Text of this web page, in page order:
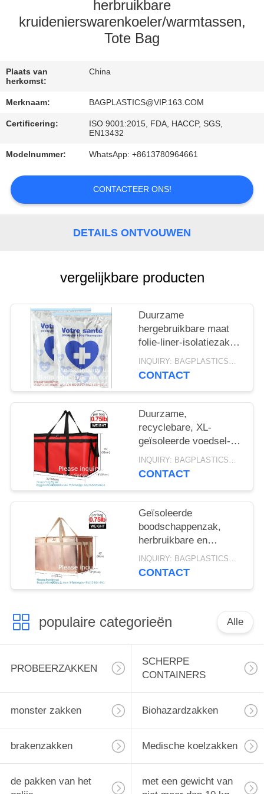
OM
SITEMAP
PRIVACYBELEID
herbruikbare
kruidenierswarenkoeler/warmtassen,
Tote Bag
Plaats van
herkomst:
China
Merknaam: BAGPLASTICS@VIP.163.COM
Certificering:
ISO 9001:2015, FDA, HACCP, SGS,
EN13432
Modelnummer: WhatsApp: +8613780964661
CONTACTEER ONS!
DETAILS ONTVOUWEN
vergelijkbare producten
Duurzame
hergebruikbare maat
folie-liner-isolatiezak
Fruit vershoudende
geneesmiddelen
INQUIRY: BAGPLASTICS@GMAIL.COM MOQ:WhatsApp: +8613780964661
CONTACT
Duurzame,
recyclebare, XL-
geïsoleerde voedsel-
en
kruidenierswarenbezorgtas
INQUIRY: BAGPLASTICS@GMAIL.COM MOQ:WhatsApp: +8613780964661
CONTACT
Geïsoleerde
boodschappenzak,
herbruikbare en
opvouwbare
boodschappenzak,
INQUIRY: BAGPLASTICS@GMAIL.COM MOQ:WhatsApp: +8613780964661
CONTACT
populaire categorieën Alle
PROBEERZAKKEN
SCHERPE
CONTAINERS
monster zakken Biohazardzakken
brakenzakken Medische koelzakken
de pakken van het
met een gewicht van